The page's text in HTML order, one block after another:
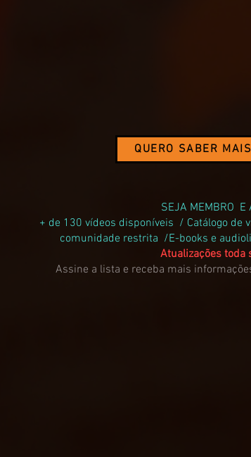
QUERO SABER
SEJA MEMBRO E
+ de 130 vídeos disponíveis / Catálogo
comunidade restrita /E-books e
Atualizações toda
Assine a lista e receba mais